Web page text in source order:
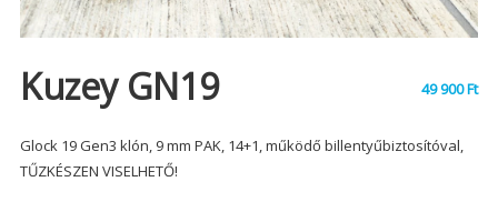
Kuzey GN19 49 900Ft
Glock 19 Gen3 klón, 9 mm PAK, 14+1, működő billentyűbiztosítóval,
TŰZKÉSZEN VISELHETŐ!